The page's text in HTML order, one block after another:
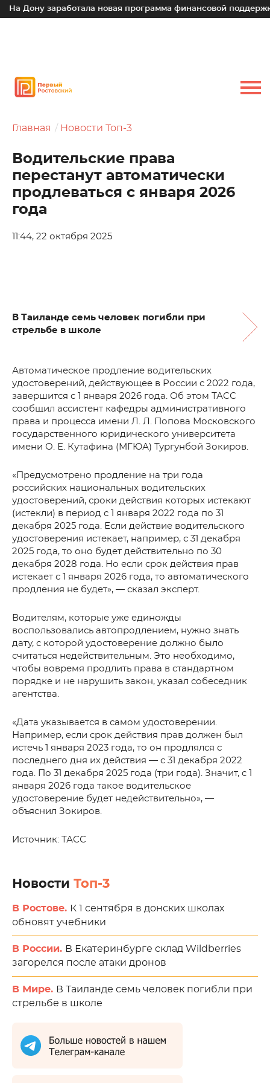
Дону заработала новая программа финансовой поддержки
Главная Новости Топ-3
Водительские права
перестанут автоматически
продлеваться с января 2026
года
11:44, 22 октября 2025
В Таиланде семь человек погибли при
стрельбе в школе
Автоматическое продление водительских
удостоверений, действующее в России с 2022 года,
завершится с 1 января 2026 года. Об этом ТАСС
сообщил ассистент кафедры административного
права и процесса имени Л. Л. Попова Московского
государственного юридического университета
имени О. Е. Кутафина (МГЮА) Тургунбой Зокиров.
«Предусмотрено продление на три года
российских национальных водительских
удостоверений, сроки действия которых истекают
(истекли) в период с 1 января 2022 года по 31
декабря 2025 года. Если действие водительского
удостоверения истекает, например, с 31 декабря
2025 года, то оно будет действительно по 30
декабря 2028 года. Но если срок действия прав
истекает с 1 января 2026 года, то автоматического
продления не будет», — сказал эксперт.
Водителям, которые уже единожды
воспользовались автопродлением, нужно знать
дату, с которой удостоверение должно было
считаться недействительным. Это необходимо,
чтобы вовремя продлить права в стандартном
порядке и не нарушить закон, указал собеседник
агентства.
«Дата указывается в самом удостоверении.
Например, если срок действия прав должен был
истечь 1 января 2023 года, то он продлялся с
последнего дня их действия — с 31 декабря 2022
года. По 31 декабря 2025 года (три года). Значит, с 1
января 2026 года такое водительское
удостоверение будет недействительно», —
объяснил Зокиров.
Источник: ТАСС
Новости Топ-3
В Ростове. К 1 сентября в донских школах
обновят учебники
В России. В Екатеринбурге склад Wildberries
загорелся после атаки дронов
В Мире. В Таиланде семь человек погибли при
стрельбе в школе